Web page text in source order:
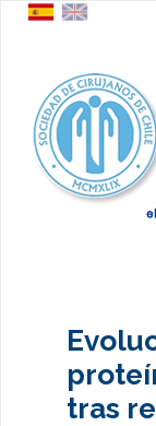
tras